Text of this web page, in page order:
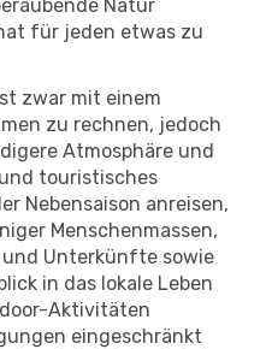
Natur
für jeden etwas zu
zwar mit einem
zu rechnen, jedoch
Atmosphäre und
touristisches
Nebensaison anreisen,
Menschenmassen,
Unterkünfte sowie
in das lokale Leben
Aktivitäten
eingeschränkt